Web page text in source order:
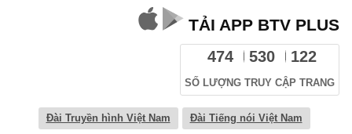
TẢI APP BTV PLUS
474 530 122
SỐ LƯỢNG TRUY CẬP TRANG
Đài Truyền hình Việt Nam Đài Tiếng nói Việt Nam